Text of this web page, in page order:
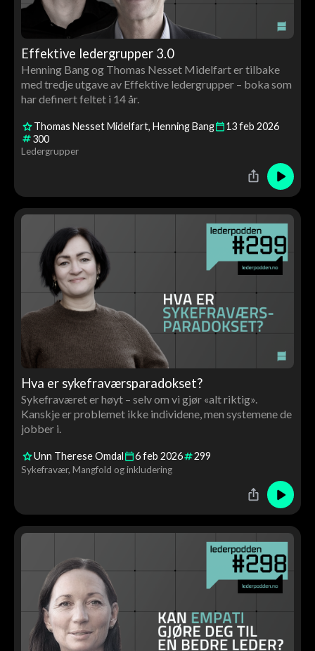
Effektive ledergrupper 3.0
Henning Bang og Thomas Nesset Midelfart er tilbake
med tredje utgave av Effektive ledergrupper – boka som
har definert feltet i 14 år.
Thomas Nesset Midelfart Henning Bang 13feb 2026
300
Ledergrupper
Hva er sykefraværsparadokset?
Sykefraværet er høyt – selv om vi gjør «alt riktig».
Kanskje er problemet ikke individene, men systemene de
jobber i.
Unn Therese Omdal 6feb 2026 299
Sykefravær Mangfold og inkludering